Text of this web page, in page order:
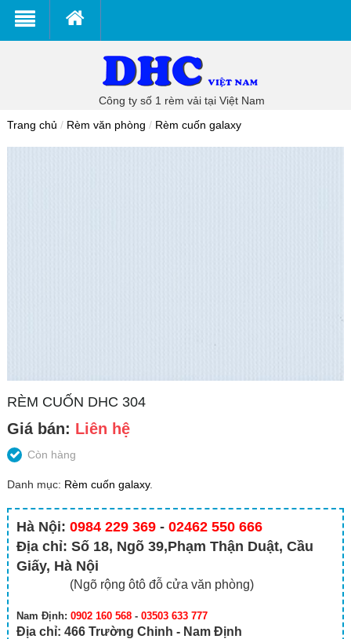
Công ty số 1 rèm vải tại Việt Nam
Trang chủ / Rèm văn phòng / Rèm cuốn galaxy
RÈM CUỐN DHC 304
Giá bán: Liên hệ
Còn hàng
Danh mục: Rèm cuốn galaxy.
Hà Nội: 0984 229 369 - 02462 550 666
Địa chỉ: Số 18, Ngõ 39,Phạm Thận Duật, Cầu
Giấy, Hà Nội
(Ngõ rộng ôtô đỗ cửa văn phòng)
Nam Định: 0902 160 568 - 03503 633 777
Địa chỉ: 466 Trường Chinh - Nam Định